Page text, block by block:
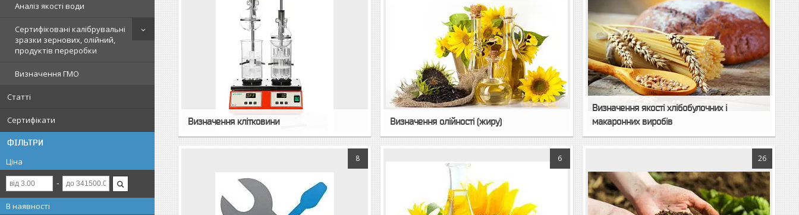
Аналіз якості води
Сертифіковані калібрувальні
зразки зернових, олійний,
продуктів переробки
Визначення ГМО
Статті
Сертифікати
ФІЛЬТРИ
Ціна
В наявності
Визначення клітковини Визначення олійності (жиру)
Визначення якості хлібобулочних і
макаронних виробів
8 6 26